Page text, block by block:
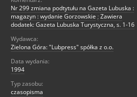
Nr 299 zmiana podtytułu na Gazeta Lubuska :
magazyn : wydanie Gorzowskie ; Zawiera
dodatek: Gazeta Lubuska Turystyczna, s. 1-16
Wydawca:
Zielona Góra: "Lubpress" spółka z o.o.
Data wydania:
1994
Typ zasobu:
czasopisma